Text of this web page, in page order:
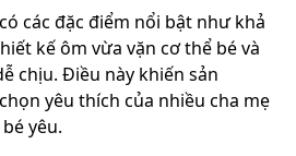
các đặc điểm nổi bật như khả
kế ôm vừa vặn cơ thể bé và
chịu. Điều này khiến sản
yêu thích của nhiều cha mẹ
yêu.